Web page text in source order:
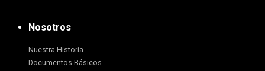
Nosotros
Nuestra Historia
Documentos Básicos